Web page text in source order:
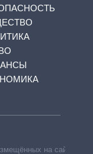
на сайте,